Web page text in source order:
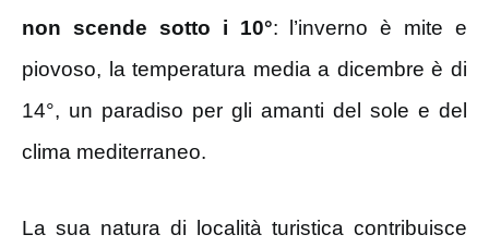
non scende sotto i 10°: l’inverno è mite e
piovoso, la temperatura media a dicembre è di
14°, un paradiso per gli amanti del sole e del
clima mediterraneo.
La sua natura di località turistica contribuisce